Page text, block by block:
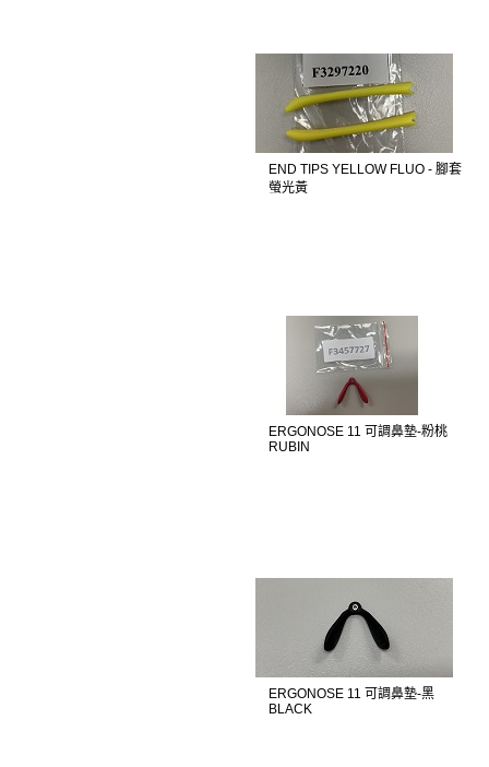
END TIPS YELLOW FLUO - 腳套
螢光黃
ERGONOSE 11 可調鼻墊-粉桃
RUBIN
ERGONOSE 11 可調鼻墊-黑
BLACK